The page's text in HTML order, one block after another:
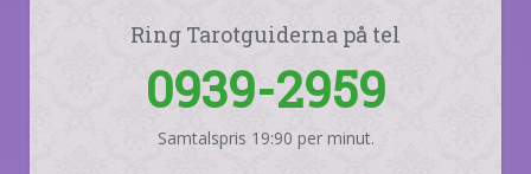
Ring Tarotguiderna på tel
0939-2959
Samtalspris 19:90 per minut.